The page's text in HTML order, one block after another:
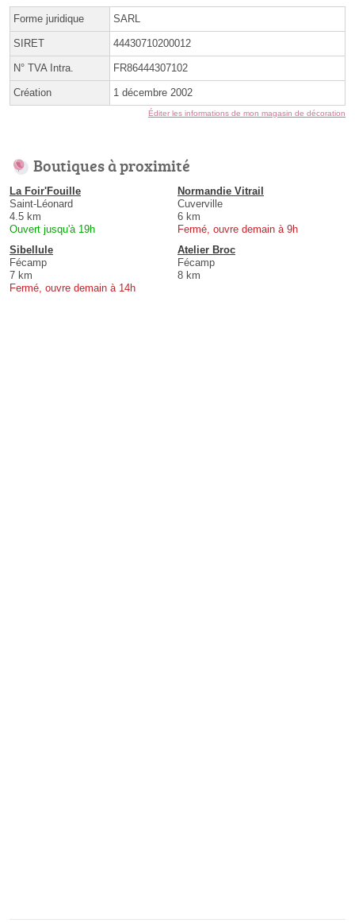
Forme juridique SARL
SIRET 44430710200012
N° TVA Intra. FR86444307102
Création 1 décembre 2002
Éditer les informations de mon magasin de décoration
Boutiques à proximité
La Foir'Fouille
Saint-Léonard
4.5 km
Ouvert jusqu'à 19h
Normandie Vitrail
Cuverville
6 km
Fermé, ouvre demain à 9h
Sibellule
Fécamp
7 km
Fermé, ouvre demain à 14h
Atelier Broc
Fécamp
8 km